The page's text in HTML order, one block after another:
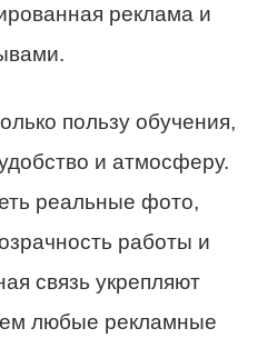
реклама и
пользу обучения,
и атмосферу.
реальные фото,
работы и
связь укрепляют
любые рекламные